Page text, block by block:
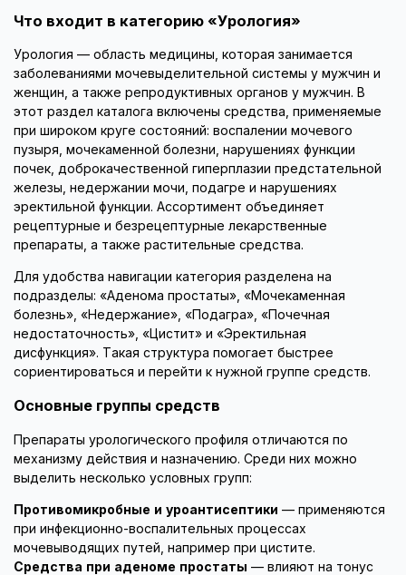
Что входит в категорию «Урология»
Урология — область медицины, которая занимается
заболеваниями мочевыделительной системы у мужчин и
женщин, а также репродуктивных органов у мужчин. В
этот раздел каталога включены средства, применяемые
при широком круге состояний: воспалении мочевого
пузыря, мочекаменной болезни, нарушениях функции
почек, доброкачественной гиперплазии предстательной
железы, недержании мочи, подагре и нарушениях
эректильной функции. Ассортимент объединяет
рецептурные и безрецептурные лекарственные
препараты, а также растительные средства.
Для удобства навигации категория разделена на
подразделы: «Аденома простаты», «Мочекаменная
болезнь», «Недержание», «Подагра», «Почечная
недостаточность», «Цистит» и «Эректильная
дисфункция». Такая структура помогает быстрее
сориентироваться и перейти к нужной группе средств.
Основные группы средств
Препараты урологического профиля отличаются по
механизму действия и назначению. Среди них можно
выделить несколько условных групп:
Противомикробные и уроантисептики — применяются
при инфекционно-воспалительных процессах
мочевыводящих путей, например при цистите.
Средства при аденоме простаты — влияют на тонус